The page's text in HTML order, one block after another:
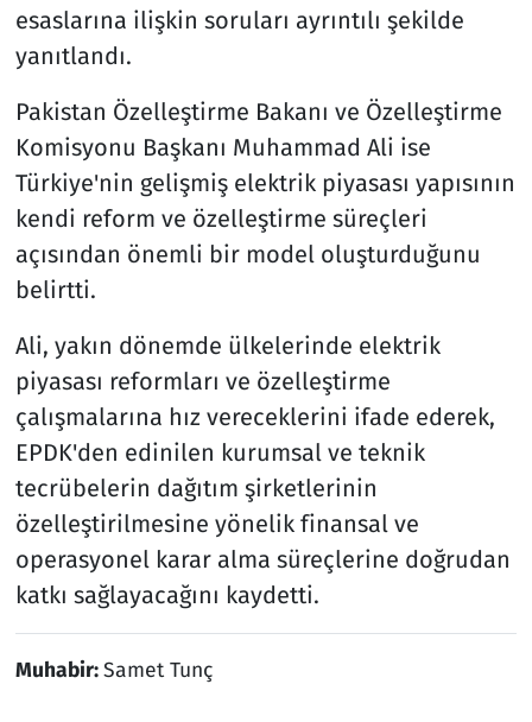
esaslarına ilişkin soruları ayrıntılı şekilde
yanıtlandı.
Pakistan Özelleştirme Bakanı ve Özelleştirme
Komisyonu Başkanı Muhammad Ali ise
Türkiye'nin gelişmiş elektrik piyasası yapısının
kendi reform ve özelleştirme süreçleri
açısından önemli bir model oluşturduğunu
belirtti.
Ali, yakın dönemde ülkelerinde elektrik
piyasası reformları ve özelleştirme
çalışmalarına hız vereceklerini ifade ederek,
EPDK'den edinilen kurumsal ve teknik
tecrübelerin dağıtım şirketlerinin
özelleştirilmesine yönelik finansal ve
operasyonel karar alma süreçlerine doğrudan
katkı sağlayacağını kaydetti.
Muhabir:Samet Tunç